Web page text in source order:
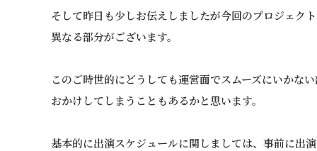
そして昨日も少しお伝えしましたが今回のプロジェク
異なる部分がございます。
このご時世的にどうしても運営面でスムーズにいかな
おかけしてしまうこともあるかと思います。
基本的に出演スケジュールに関しましては、事前に出